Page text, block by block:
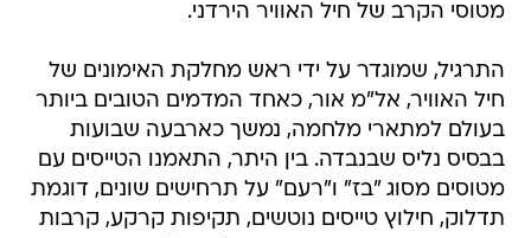
מטוסי הקרב של חיל האוויר הירדני.
התרגיל, שמוגדר על ידי ראש מחלקת האימונים של
חיל האוויר, אל"מ אור, כאחד המדמים הטובים ביותר
בעולם למתארי מלחמה, נמשך כארבעה שבועות
בבסיס נליס שבנבדה. בין היתר, התאמנו הטייסים עם
מטוסים מסוג "בז" ו"רעם" על תרחישים שונים, דוגמת
תדלוק, חילוץ טייסים נוטשים, תקיפות קרקע, קרבות